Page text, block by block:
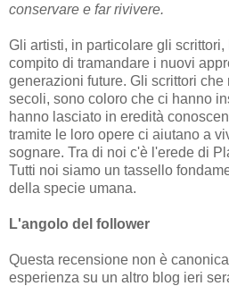
conservare e far rivivere.
Gli artisti, in particolare gli scrittori,
compito di tramandare i nuovi
generazioni future. Gli scrittori
secoli, sono coloro che ci hanno
hanno lasciato in eredità
tramite le loro opere ci aiutano a
sognare. Tra di noi c'è l'erede di
Tutti noi siamo un tassello
della specie umana.
L'angolo del follower
Questa recensione non è
esperienza su un altro blog ieri